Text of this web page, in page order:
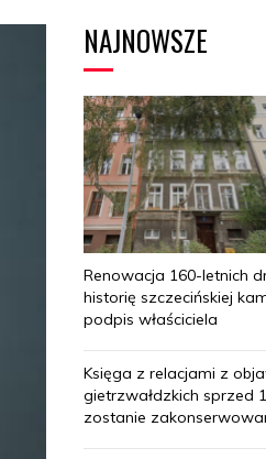
NAJNOWSZE
Renowacja 160-letnich
historię szczecińskiej
podpis właściciela
Księga z relacjami z
gietrzwałdzkich sprzed
zostanie